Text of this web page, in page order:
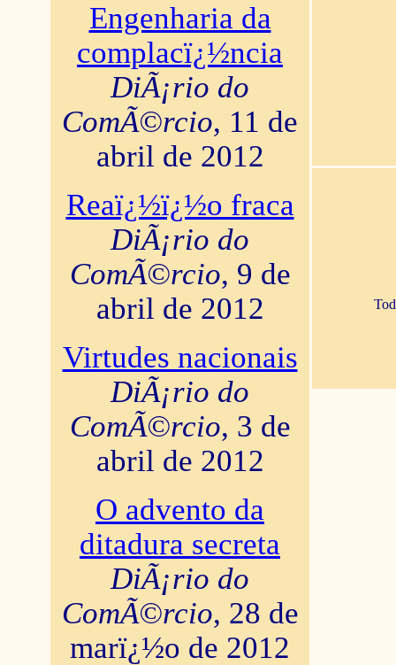
Engenharia da
complacï¿½ncia
DiÃ¡rio do
ComÃ©rcio, 11 de
abril de 2012
Reaï¿½ï¿½o fraca
DiÃ¡rio do
ComÃ©rcio, 9 de
abril de 2012
Virtudes nacionais
DiÃ¡rio do
ComÃ©rcio, 3 de
abril de 2012
O advento da
ditadura secreta
DiÃ¡rio do
ComÃ©rcio, 28 de
marï¿½o de 2012